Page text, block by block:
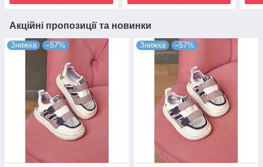
Акційні пропозиції та новинки
Знижка –57% Знижка –57%